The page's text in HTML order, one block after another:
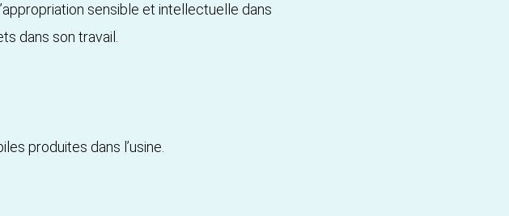
sensible et intellectuelle dans
dans son travail.
produites dans l’usine.